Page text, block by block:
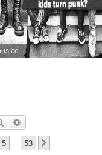
contacter
Rechercher
5 … 53